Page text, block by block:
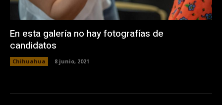
En esta galería no hay fotografías de
candidatos
Chihuahua 8 junio, 2021